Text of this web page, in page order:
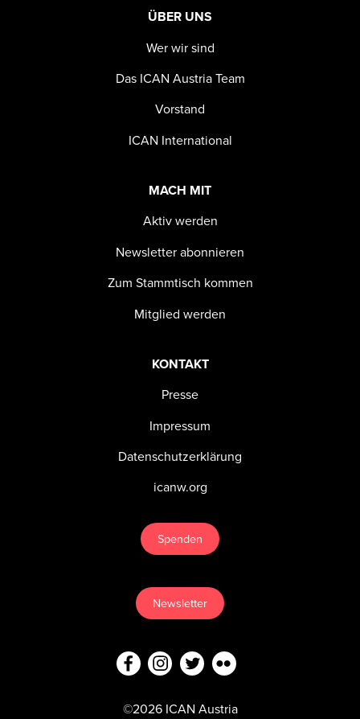
ÜBER UNS
Wer wir sind
Das ICAN Austria Team
Vorstand
ICAN International
MACH MIT
Aktiv werden
Newsletter abonnieren
Zum Stammtisch kommen
Mitglied werden
KONTAKT
Presse
Impressum
Datenschutzerklärung
icanw.org
Spenden
Newsletter
©2026 ICAN Austria